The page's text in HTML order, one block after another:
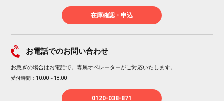
在庫確認・申込
お電話でのお問い合わせ
お急ぎの場合はお電話で。専属オペレーターがご対応いたします。
受付時間：10:00～18:00
0120-038-871